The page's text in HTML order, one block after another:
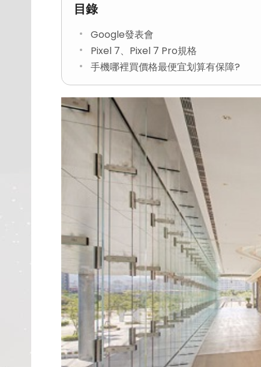
目錄
Google發表會
Pixel 7、Pixel 7 Pro規格
手機哪裡買價格最便宜划算有保障?